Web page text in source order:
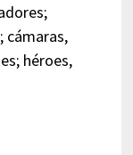
cámaras,
héroes,